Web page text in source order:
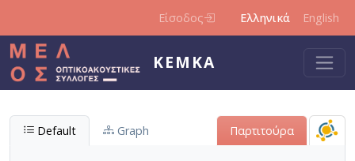
Είσοδος Ελληνικά English
ΚΕΜΚΑ
Default Graph Παρτιτούρα